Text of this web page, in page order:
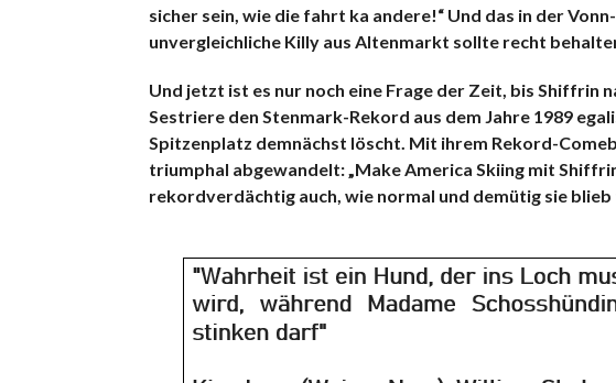
sicher sein, wie die fahrt ka andere!“ Und das in der
unvergleichliche Killy aus Altenmarkt sollte recht
Und jetzt ist es nur noch eine Frage der Zeit, bis Shiffrin
Sestriere den Stenmark-Rekord aus dem Jahre 1989
Spitzenplatz demnächst löscht. Mit ihrem Rekord-
triumphal abgewandelt: „Make America Skiing mit
rekordverdächtig auch, wie normal und demütig sie